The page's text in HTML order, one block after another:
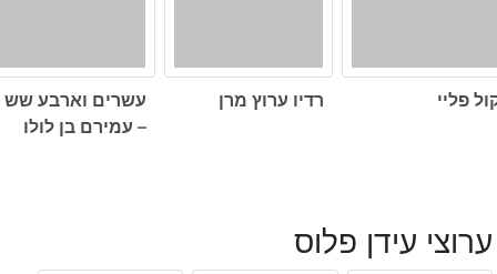
פליי רדיו ערוץ מרן
עשרים וארבע שש
– עמירם בן לולו
ערוצי עידן פלוס